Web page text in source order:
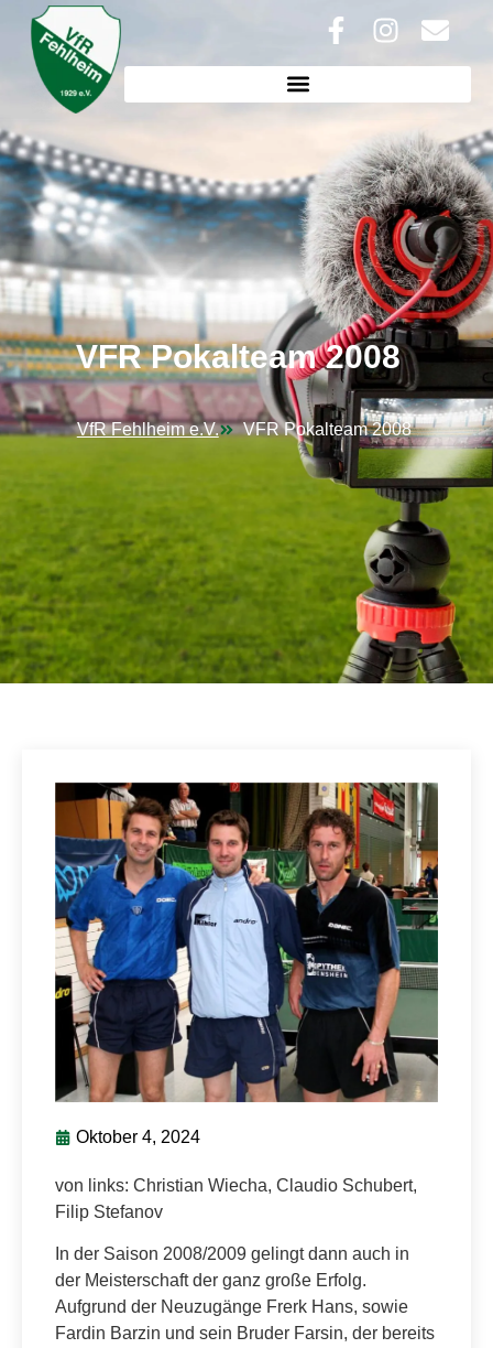
VFR Pokalteam 2008
VfR Fehlheim e.V. VFR Pokalteam 2008
Oktober 4, 2024
von links: Christian Wiecha, Claudio Schubert,
Filip Stefanov
In der Saison 2008/2009 gelingt dann auch in
der Meisterschaft der ganz große Erfolg.
Aufgrund der Neuzugänge Frerk Hans, sowie
Fardin Barzin und sein Bruder Farsin, der bereits